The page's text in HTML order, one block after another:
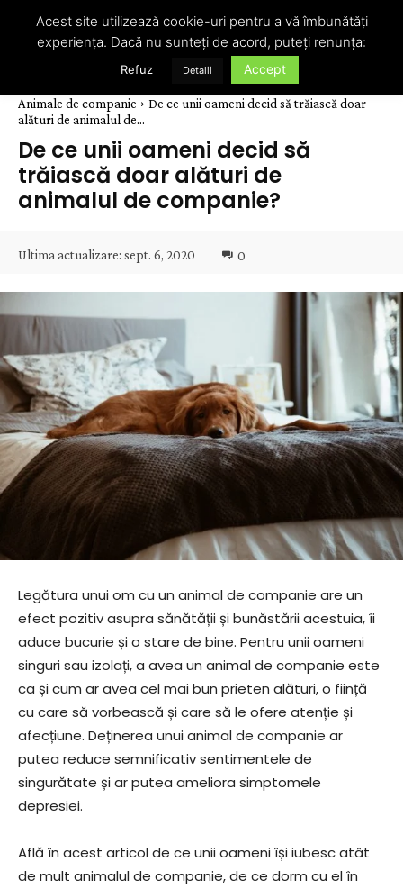
Animale de companie
De ce unii oameni decid să trăiască doar
alături de animalul de...
De ce unii oameni decid să
trăiască doar alături de
animalul de companie?
Ultima actualizare: sept. 6, 2020 0
Legătura unui om cu un animal de companie are un
efect pozitiv asupra sănătății și bunăstării acestuia, îi
aduce bucurie și o stare de bine. Pentru unii oameni
singuri sau izolați, a avea un animal de companie este
ca și cum ar avea cel mai bun prieten alături, o ființă
cu care să vorbească și care să le ofere atenție și
afecțiune. Deținerea unui animal de companie ar
putea reduce semnificativ sentimentele de
singurătate și ar putea ameliora simptomele
depresiei.
Află în acest articol de ce unii oameni își iubesc atât
de mult animalul de companie, de ce dorm cu el în
Acest site utilizează cookie-uri pentru a vă îmbunătăți
experiența. Dacă nu sunteți de acord, puteți renunța:
Refuz Detalii Accept